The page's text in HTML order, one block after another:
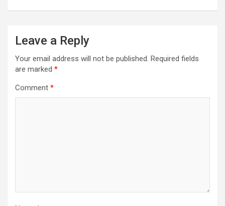
Leave a Reply
Your email address will not be published. Required fields
are marked *
Comment *